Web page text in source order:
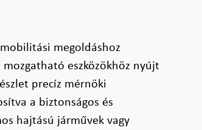
megoldáshoz
eszközökhöz nyújt
precíz mérnöki
a biztonságos és
hajtású járművek vagy